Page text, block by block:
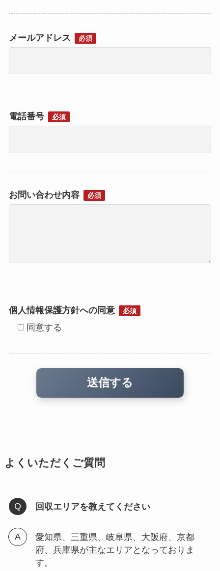
メールアドレス 必須
電話番号 必須
お問い合わせ内容 必須
個人情報保護方針への同意 必須
同意する
よくいただくご質問
回収エリアを教えてください
愛知県、三重県、岐阜県、大阪府、京都
府、兵庫県が主なエリアとなっておりま
す。